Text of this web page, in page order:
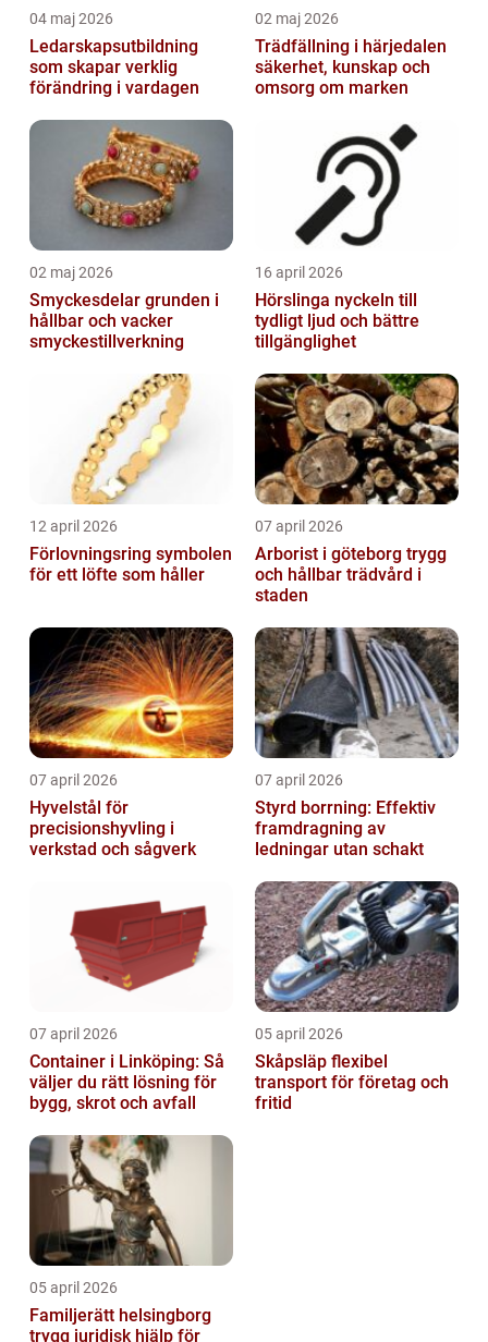
04 maj 2026
Ledarskapsutbildning
som skapar verklig
förändring i vardagen
02 maj 2026
Trädfällning i härjedalen
säkerhet, kunskap och
omsorg om marken
02 maj 2026
Smyckesdelar grunden i
hållbar och vacker
smyckestillverkning
16 april 2026
Hörslinga nyckeln till
tydligt ljud och bättre
tillgänglighet
12 april 2026
Förlovningsring symbolen
för ett löfte som håller
07 april 2026
Arborist i göteborg trygg
och hållbar trädvård i
staden
07 april 2026
Hyvelstål för
precisionshyvling i
verkstad och sågverk
07 april 2026
Styrd borrning: Effektiv
framdragning av
ledningar utan schakt
07 april 2026
Container i Linköping: Så
väljer du rätt lösning för
bygg, skrot och avfall
05 april 2026
Skåpsläp flexibel
transport för företag och
fritid
05 april 2026
Familjerätt helsingborg
trygg juridisk hjälp för